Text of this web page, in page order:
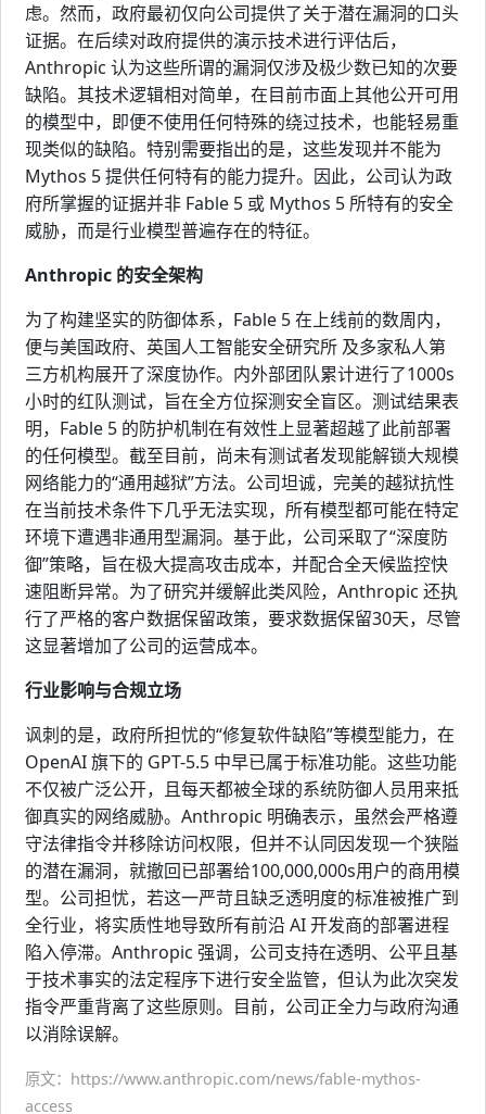
虑。然而，政府最初仅向公司提供了关于潜在漏洞的口头
证据。在后续对政府提供的演示技术进行评估后，
Anthropic 认为这些所谓的漏洞仅涉及极少数已知的次要
缺陷。其技术逻辑相对简单，在目前市面上其他公开可用
的模型中，即便不使用任何特殊的绕过技术，也能轻易重
现类似的缺陷。特别需要指出的是，这些发现并不能为
Mythos 5 提供任何特有的能力提升。因此，公司认为政
府所掌握的证据并非 Fable 5 或 Mythos 5 所特有的安全
威胁，而是行业模型普遍存在的特征。
Anthropic 的安全架构
为了构建坚实的防御体系，Fable 5 在上线前的数周内，
便与美国政府、英国人工智能安全研究所 及多家私人第
三方机构展开了深度协作。内外部团队累计进行了1000s
小时的红队测试，旨在全方位探测安全盲区。测试结果表
明，Fable 5 的防护机制在有效性上显著超越了此前部署
的任何模型。截至目前，尚未有测试者发现能解锁大规模
网络能力的“通用越狱”方法。公司坦诚，完美的越狱抗性
在当前技术条件下几乎无法实现，所有模型都可能在特定
环境下遭遇非通用型漏洞。基于此，公司采取了“深度防
御”策略，旨在极大提高攻击成本，并配合全天候监控快
速阻断异常。为了研究并缓解此类风险，Anthropic 还执
行了严格的客户数据保留政策，要求数据保留30天，尽管
这显著增加了公司的运营成本。
行业影响与合规立场
讽刺的是，政府所担忧的“修复软件缺陷”等模型能力，在
OpenAI 旗下的 GPT-5.5 中早已属于标准功能。这些功能
不仅被广泛公开，且每天都被全球的系统防御人员用来抵
御真实的网络威胁。Anthropic 明确表示，虽然会严格遵
守法律指令并移除访问权限，但并不认同因发现一个狭隘
的潜在漏洞，就撤回已部署给100,000,000s用户的商用模
型。公司担忧，若这一严苛且缺乏透明度的标准被推广到
全行业，将实质性地导致所有前沿 AI 开发商的部署进程
陷入停滞。Anthropic 强调，公司支持在透明、公平且基
于技术事实的法定程序下进行安全监管，但认为此次突发
指令严重背离了这些原则。目前，公司正全力与政府沟通
以消除误解。
原文：https://www.anthropic.com/news/fable-mythos-
access